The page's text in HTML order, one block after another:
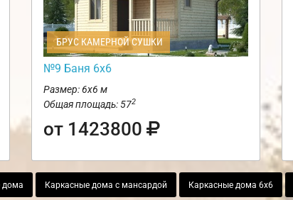
БРУС КАМЕРНОЙ СУШКИ
№9 Баня 6х6
Размер: 6х6 м
Общая площадь: 572
от 1423800
дома Каркасные дома с мансардой Каркасные дома 6х6